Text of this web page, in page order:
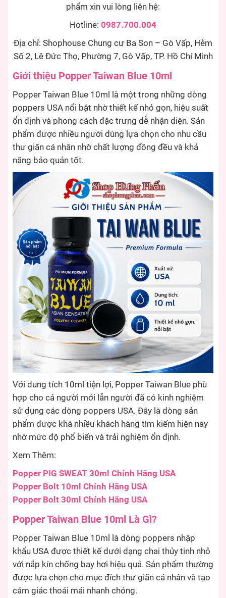
phẩm xin vui lòng liên hệ:
Hotline: 0987.700.004
Địa chỉ: Shophouse Chung cư Ba Son – Gò Vấp, Hẻm
Số 2, Lê Đức Thọ, Phường 7, Gò Vấp, TP. Hồ Chí Minh
Giới thiệu Popper Taiwan Blue 10ml
Popper Taiwan Blue 10ml là một trong những dòng
poppers USA nổi bật nhờ thiết kế nhỏ gọn, hiệu suất
ổn định và phong cách đặc trưng dễ nhận diện. Sản
phẩm được nhiều người dùng lựa chọn cho nhu cầu
thư giãn cá nhân nhờ chất lượng đồng đều và khả
năng bảo quản tốt.
Với dung tích 10ml tiện lợi, Popper Taiwan Blue phù
hợp cho cả người mới lẫn người đã có kinh nghiệm
sử dụng các dòng poppers USA. Đây là dòng sản
phẩm được khá nhiều khách hàng tìm kiếm hiện nay
nhờ mức độ phổ biến và trải nghiệm ổn định.
Xem Thêm:
Popper PIG SWEAT 30ml Chính Hãng USA
Popper Bolt 10ml Chính Hãng USA
Popper Bolt 30ml Chính Hãng USA
Popper Taiwan Blue 10ml Là Gì?
Popper Taiwan Blue 10ml là dòng poppers nhập
khẩu USA được thiết kế dưới dạng chai thủy tinh nhỏ
với nắp kín chống bay hơi hiệu quả. Sản phẩm thường
được lựa chọn cho mục đích thư giãn cá nhân và tạo
cảm giác thoải mái nhanh chóng.